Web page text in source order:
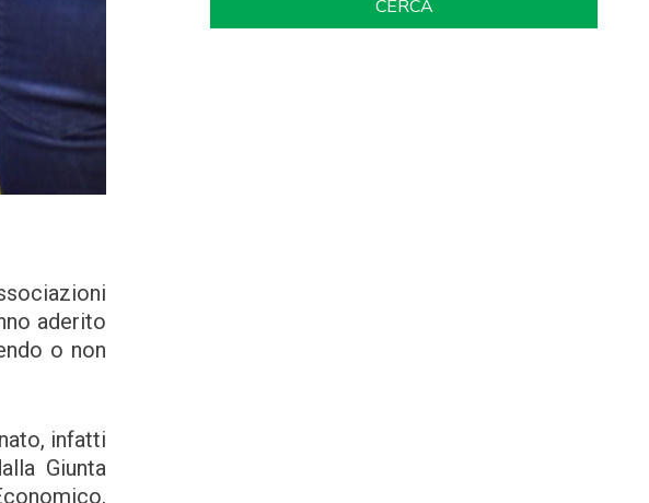
aderito
o non
infatti
Giunta